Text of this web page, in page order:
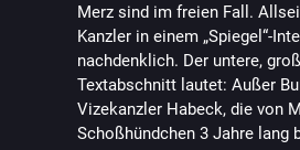
Merz sind im freien Fall.
Kanzler in einem „Spiegel“-
nachdenklich. Der untere, groß
Textabschnitt lautet: Außer
Vizekanzler Habeck, die von
Schoßhündchen 3 Jahre lang